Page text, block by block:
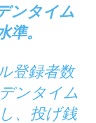
ンタイム
。
登録者数
ンタイム
、投げ銭